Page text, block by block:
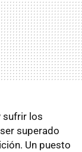
sufrir los
superado
Un puesto